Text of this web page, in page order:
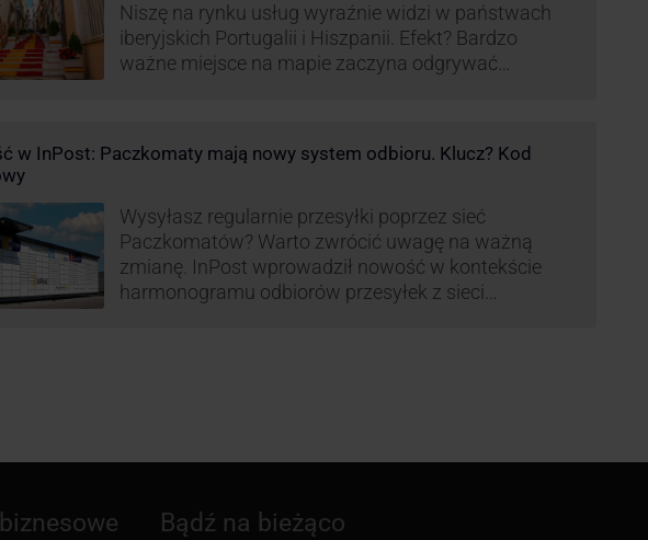
Niszę na rynku usług wyraźnie widzi w państwach
iberyjskich Portugalii i Hiszpanii. Efekt? Bardzo
ważne miejsce na mapie zaczyna odgrywać
w InPost: Paczkomaty mają nowy system odbioru. Klucz? Kod
Wysyłasz regularnie przesyłki poprzez sieć
Paczkomatów? Warto zwrócić uwagę na ważną
zmianę. InPost wprowadził nowość w kontekście
harmonogramu odbiorów przesyłek z sieci
Bądź na bieżąco